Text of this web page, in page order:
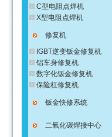
C型电阻点焊机
X型电阻点焊机
修复机
IGBT逆变钣金修复机
铝车身修复机
数字化钣金修复机
保险杠修复机
钣金快修系统
二氧化碳焊接中心